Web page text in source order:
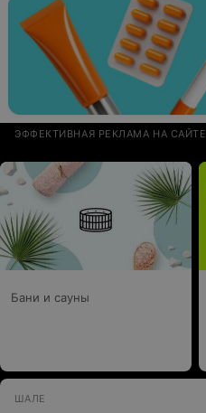
ЭФФЕКТИВНАЯ РЕКЛАМА НА САЙТЕ
Бани и сауны
ШАЛЕ